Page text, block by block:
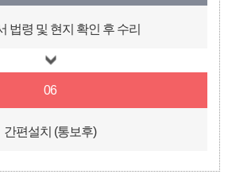
법령 및 현지 확인 후 수리
06
간편설치 (통보후)